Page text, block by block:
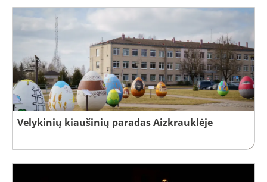
Velykinių kiaušinių paradas Aizkrauklėje